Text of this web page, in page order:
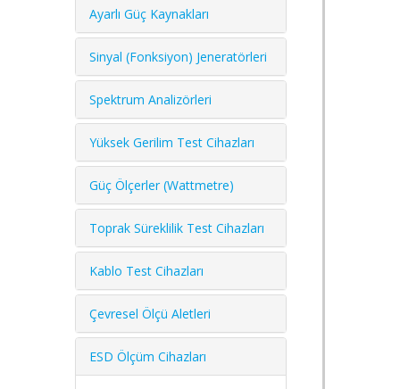
Ayarlı Güç Kaynakları
Sinyal (Fonksiyon) Jeneratörleri
Spektrum Analizörleri
Yüksek Gerilim Test Cihazları
Güç Ölçerler (Wattmetre)
Toprak Süreklilik Test Cihazları
Kablo Test Cihazları
Çevresel Ölçü Aletleri
ESD Ölçüm Cihazları